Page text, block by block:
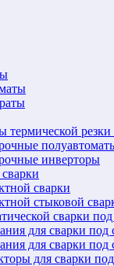
термической
инверторы
сварки
стыковой
сварки
для сварки
для сварки
для сварки